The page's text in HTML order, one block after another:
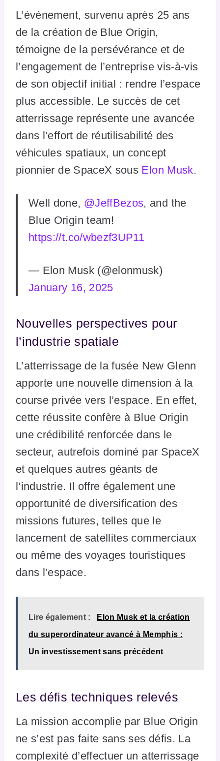
L’événement, survenu après 25 ans
de la création de Blue Origin,
témoigne de la persévérance et de
l’engagement de l’entreprise vis-à-vis
de son objectif initial : rendre l’espace
plus accessible. Le succès de cet
atterrissage représente une avancée
dans l’effort de réutilisabilité des
véhicules spatiaux, un concept
pionnier de SpaceX sous Elon Musk.
Well done, @JeffBezos, and the
Blue Origin team!
https://t.co/wbezf3UP11
— Elon Musk (@elonmusk)
January 16, 2025
Nouvelles perspectives pour
l’industrie spatiale
L’atterrissage de la fusée New Glenn
apporte une nouvelle dimension à la
course privée vers l’espace. En effet,
cette réussite confère à Blue Origin
une crédibilité renforcée dans le
secteur, autrefois dominé par SpaceX
et quelques autres géants de
l’industrie. Il offre également une
opportunité de diversification des
missions futures, telles que le
lancement de satellites commerciaux
ou même des voyages touristiques
dans l’espace.
Lire également : Elon Musk et la création
du superordinateur avancé à Memphis :
Un investissement sans précédent
Les défis techniques relevés
La mission accomplie par Blue Origin
ne s’est pas faite sans ses défis. La
complexité d’effectuer un atterrissage